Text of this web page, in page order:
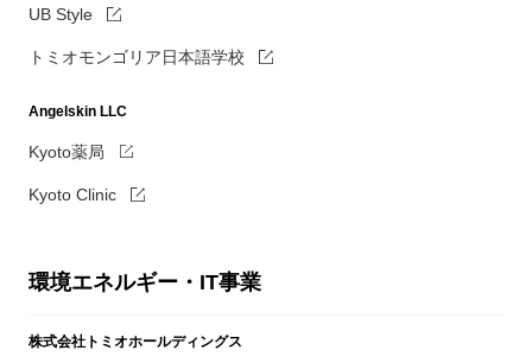
UB Style
トミオモンゴリア日本語学校
Angelskin LLC
Kyoto薬局
Kyoto Clinic
環境エネルギー・IT事業
株式会社トミオホールディングス